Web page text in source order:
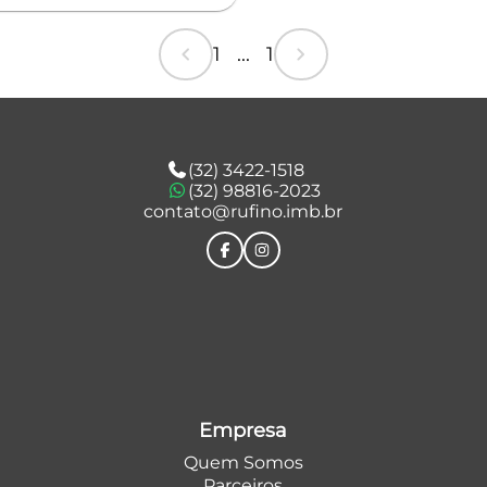
chevron_left 1 ... 1 chevron_right
(32) 3422-1518
(32) 98816-2023
contato@rufino.imb.br
Empresa
Quem Somos